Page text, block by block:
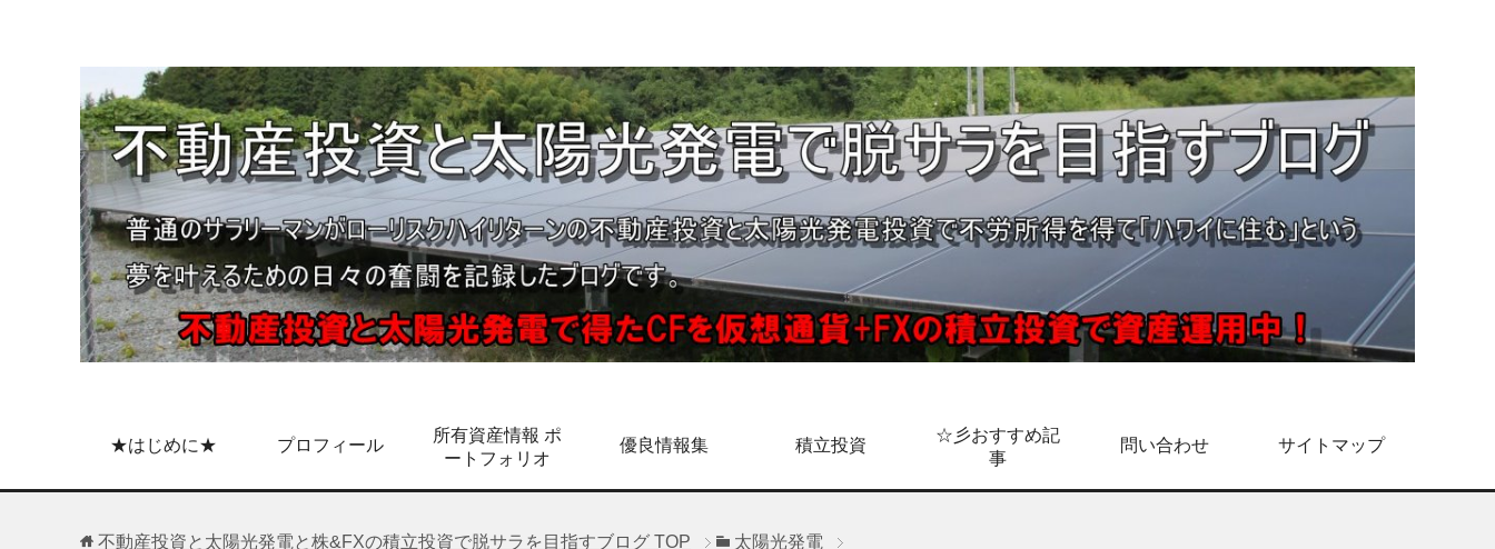
★はじめに★ プロフィール
所有資産情報 ポ
ートフォリオ
優良情報集 積立投資
☆彡おすすめ記
事
問い合わせ サイトマップ
不動産投資と太陽光発電と株&FXの積立投資で脱サラを目指すブログ TOP
太陽光発電